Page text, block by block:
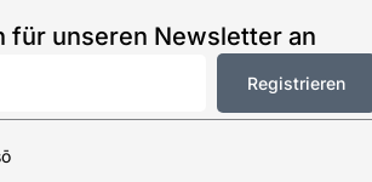
für unseren Newsletter an
Registrieren